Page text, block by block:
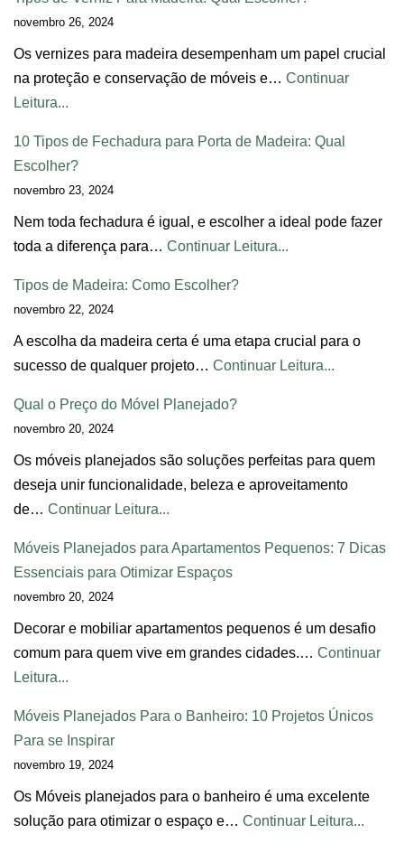
novembro 26, 2024
Os vernizes para madeira desempenham um papel crucial
na proteção e conservação de móveis e… Continuar
Leitura...
10 Tipos de Fechadura para Porta de Madeira: Qual
Escolher?
novembro 23, 2024
Nem toda fechadura é igual, e escolher a ideal pode fazer
toda a diferença para… Continuar Leitura...
Tipos de Madeira: Como Escolher?
novembro 22, 2024
A escolha da madeira certa é uma etapa crucial para o
sucesso de qualquer projeto… Continuar Leitura...
Qual o Preço do Móvel Planejado?
novembro 20, 2024
Os móveis planejados são soluções perfeitas para quem
deseja unir funcionalidade, beleza e aproveitamento
de… Continuar Leitura...
Móveis Planejados para Apartamentos Pequenos: 7 Dicas
Essenciais para Otimizar Espaços
novembro 20, 2024
Decorar e mobiliar apartamentos pequenos é um desafio
comum para quem vive em grandes cidades.… Continuar
Leitura...
Móveis Planejados Para o Banheiro: 10 Projetos Únicos
Para se Inspirar
novembro 19, 2024
Os Móveis planejados para o banheiro é uma excelente
solução para otimizar o espaço e… Continuar Leitura...